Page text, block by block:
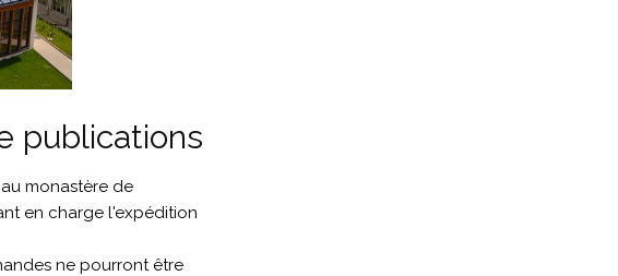
publications
monastère de
en charge l'expédition
ne pourront être